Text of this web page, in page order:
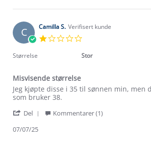
2023
Maria
on
18
May
C Camilla S. Verifisert kunde
rating
Størrelse Stor
Misvisende størrelse
Review
by
S.
7
review
stating
størrelse
Jeg kjøpte disse i 35 til sønnen min, men
som bruker 38.
Del
Kommentarer (1)
07/07/25
Om Stormberg